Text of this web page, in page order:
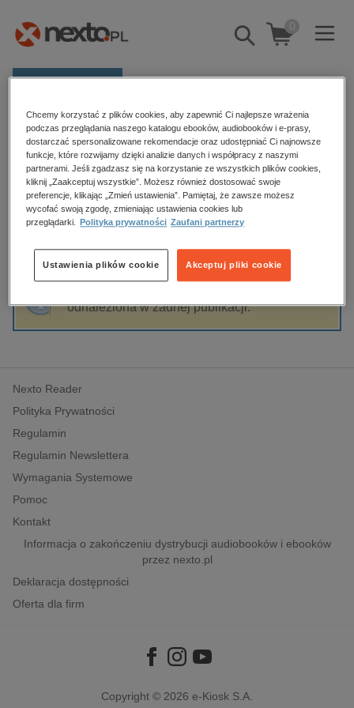
Pokaż/schowaj
wyszukiwarkę
0
Kategorie
Zobacz wszystkie E-prasa
budownictwo, aranżacja wnętrz
biznesowe, branżowe, gospodarka
dzienniki
edukacja
hobby, sport, rozrywka
komputery, internet, technologie, informatyka
polityka, społeczno-informacyjne
psychologiczne
inne
popularno-naukowe
historia
Strona główna Grażyna Rompel
Grażyna Rompel
Sortowanie Filtrowanie
odnaleziona w żadnej publikacji.
Nexto Reader
Polityka Prywatności
Regulamin
Regulamin Newslettera
Wymagania Systemowe
Pomoc
Kontakt
Informacja o zakończeniu dystrybucji audiobooków i ebooków
przez nexto.pl
Deklaracja dostępności
Oferta dla firm
Copyright © 2026 e-Kiosk S.A.
Chcemy korzystać z plików cookies, aby zapewnić Ci najlepsze wrażenia
podczas przeglądania naszego katalogu ebooków, audiobooków i e-prasy,
dostarczać spersonalizowane rekomendacje oraz udostępniać Ci najnowsze
funkcje, które rozwijamy dzięki analizie danych i współpracy z naszymi
partnerami. Jeśli zgadzasz się na korzystanie ze wszystkich plików cookies,
kliknij „Zaakceptuj wszystkie”. Możesz również dostosować swoje
preferencje, klikając „Zmień ustawienia”. Pamiętaj, że zawsze możesz
wycofać swoją zgodę, zmieniając ustawienia cookies lub
przeglądarki.
Polityka prywatności Zaufani partnerzy
Akceptuj pliki cookie
Ustawienia plików cookie